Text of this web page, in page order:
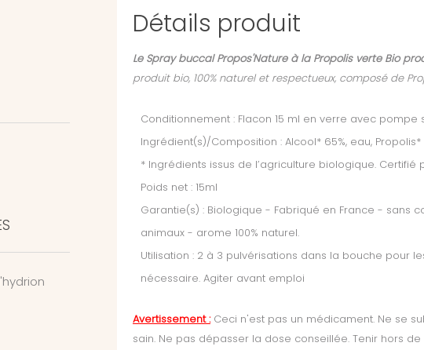
Détails produit
Le Spray buccal Propos'Nature à la Propolis verte Bio
produit bio, 100% naturel et respectueux, composé de
Conditionnement : Flacon 15 ml en verre avec
Ingrédient(s)/Composition : Alcool* 65%, eau, Propolis*
* Ingrédients issus de l’agriculture biologique. Certifié
Poids net : 15ml
Garantie(s) : Biologique - Fabriqué en France - sans
animaux - arome 100% naturel.
Utilisation : 2 à 3 pulvérisations dans la bouche pour
nécessaire. Agiter avant emploi
Avertissement :Ceci n'est pas un médicament. Ne se
sain. Ne pas dépasser la dose conseillée. Tenir hors